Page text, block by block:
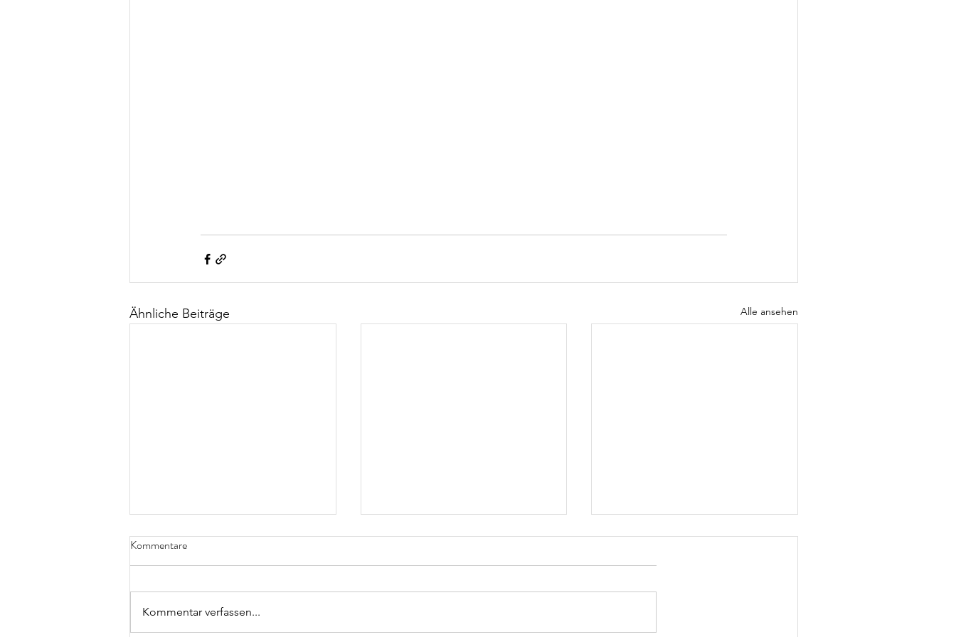
Ähnliche Beiträge Alle ansehen
Kommentare
Kommentar verfassen...